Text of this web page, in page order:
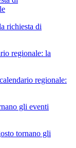
richiesta di
regionale:
tornano gli